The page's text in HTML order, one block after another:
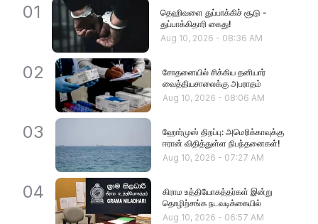
01
தெஹிவளை துப்பாக்கிச் சூடு -
துப்பாக்கிதாரி கைது!
Aug 10, 2026 - 08:36 AM
02
சோதனையில் சிக்கிய தனியார்
வைத்தியசாலைக்கு அபராதம்
Aug 10, 2026 - 08:06 AM
03
ஹோர்முஸ் திறப்பு: அமெரிக்காவுக்கு
ஈரான் விதித்துள்ள நிபந்தனைகள்!
Aug 10, 2026 - 07:27 AM
04
கிராம உத்தியோகத்தர்கள் இன்று
தொழிற்சங்க நடவடிக்கையில்
Aug 10, 2026 - 06:57 AM